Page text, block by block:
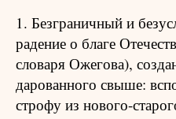
1. Безграничный и
радение о благе
словаря Ожегова),
дарованного свыше:
строфу из нового-